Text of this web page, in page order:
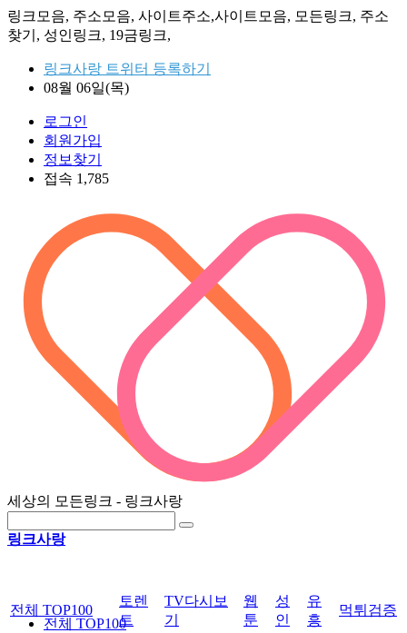
링크모음, 주소모음, 사이트주소,사이트모음, 모든링크, 주소
찾기, 성인링크, 19금링크,
링크사랑 트위터 등록하기
08월 06일(목)
로그인
회원가입
정보찾기
접속 1,785
세상의 모든링크 - 링크사랑
링크사랑
전체 TOP100
전체 TOP100
토렌
트
TV다시보
기
웹
툰
성
인
유
흥
먹튀검증